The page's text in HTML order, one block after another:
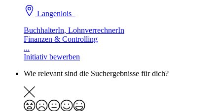
Langenlois
BuchhalterIn, LohnverrechnerIn
Finanzen & Controlling
...
Initiativ bewerben
Wie relevant sind die Suchergebnisse für dich?